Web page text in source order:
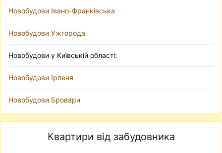
Новобудови Івано-Франківська
Новобудови Ужгорода
Новобудови у Київській області:
Новобудови Ірпеня
Новобудови Бровари
Квартири від забудовника